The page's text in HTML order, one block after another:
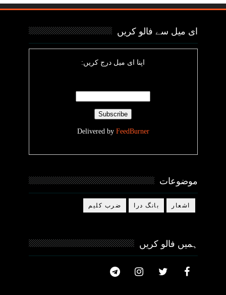
ای میل سے فالو کریں
اپنا ای میل درج کریں:
Delivered by FeedBurner
موضوعات
اشعار بانگ درا ضرب کلیم
ہمیں فالو کریں